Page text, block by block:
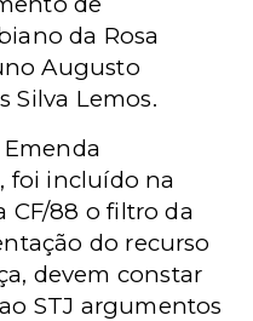
da Rosa
Augusto
Silva Lemos.
foi incluído na
CF/88 o filtro da
do recurso
devem constar
STJ argumentos